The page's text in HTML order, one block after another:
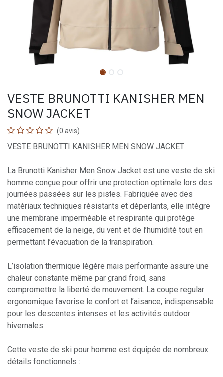
VESTE BRUNOTTI KANISHER MEN
SNOW JACKET
(0 avis)
VESTE BRUNOTTI KANISHER MEN SNOW JACKET
La Brunotti Kanisher Men Snow Jacket est une veste de ski
homme conçue pour offrir une protection optimale lors des
journées passées sur les pistes. Fabriquée avec des
matériaux techniques résistants et déperlants, elle intègre
une membrane imperméable et respirante qui protège
efficacement de la neige, du vent et de l’humidité tout en
permettant l’évacuation de la transpiration.
L’isolation thermique légère mais performante assure une
chaleur constante même par grand froid, sans
compromettre la liberté de mouvement. La coupe regular
ergonomique favorise le confort et l’aisance, indispensable
pour les descentes intenses et les activités outdoor
hivernales.
Cette veste de ski pour homme est équipée de nombreux
détails fonctionnels :